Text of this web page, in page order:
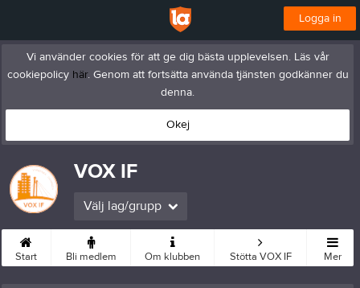
Logga in
Vi använder cookies för att ge dig bästa upplevelsen. Läs vår
cookiepolicy här. Genom att fortsätta använda tjänsten godkänner du
denna.
Okej
VOX IF
Välj lag/grupp
Start Bli medlem Om klubben Stötta VOX IF Mer